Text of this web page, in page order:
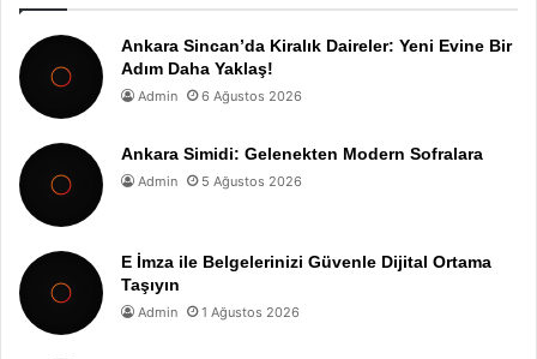
Ankara Sincan’da Kiralık Daireler: Yeni Evine Bir
Adım Daha Yaklaş!
Admin 6 Ağustos 2026
Ankara Simidi: Gelenekten Modern Sofralara
Admin 5 Ağustos 2026
E İmza ile Belgelerinizi Güvenle Dijital Ortama
Taşıyın
Admin 1 Ağustos 2026